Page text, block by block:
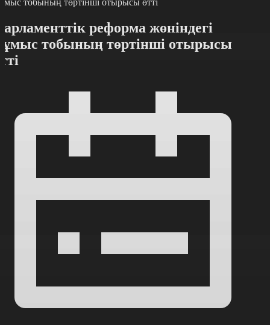
тобының төртінші отырысы өтті
реформа жөніндегі
тобының төртінші отырысы